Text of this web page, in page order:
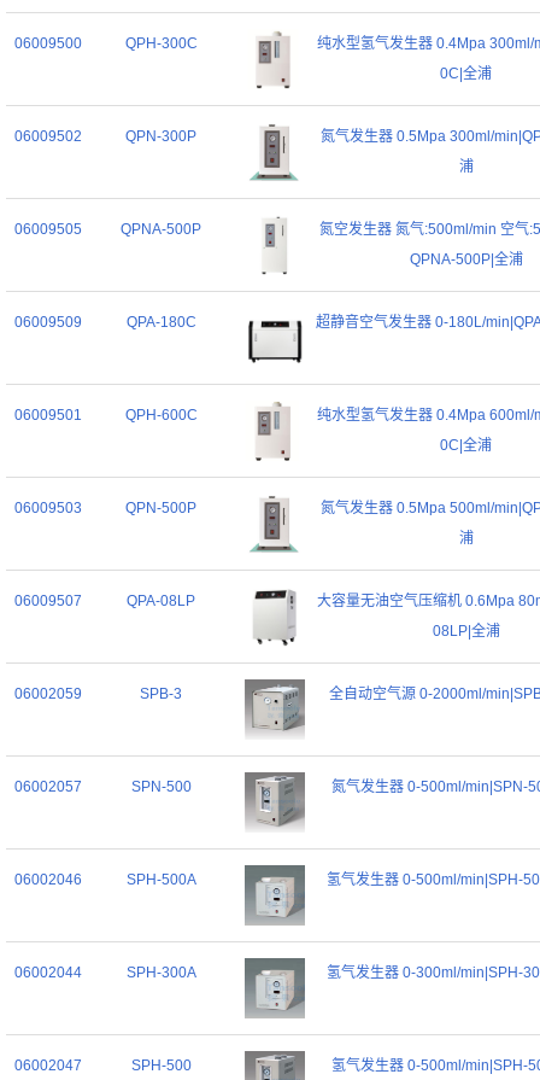
06009500 QPH-300C
纯水型氢气发生器 0.4Mpa 300ml/
0C|全浦
06009502 QPN-300P
氮气发生器 0.5Mpa 300ml/
浦
06009505 QPNA-500P
氮空发生器 氮气:500ml/min 空气
QPNA-500P|全浦
06009509 QPA-180C 超静音空气发生器 0-180L/
06009501 QPH-600C
纯水型氢气发生器 0.4Mpa 600ml/
0C|全浦
06009503 QPN-500P
氮气发生器 0.5Mpa 500ml/
浦
06009507 QPA-08LP
大容量无油空气压缩机 0.6Mpa
08LP|全浦
06002059 SPB-3 全自动空气源 0-2000ml/
06002057 SPN-500 氮气发生器 0-500ml/min|SPN-
06002046 SPH-500A 氢气发生器 0-500ml/min|SPH-
06002044 SPH-300A 氢气发生器 0-300ml/min|SPH-
06002047 SPH-500 氢气发生器 0-500ml/min|SPH-